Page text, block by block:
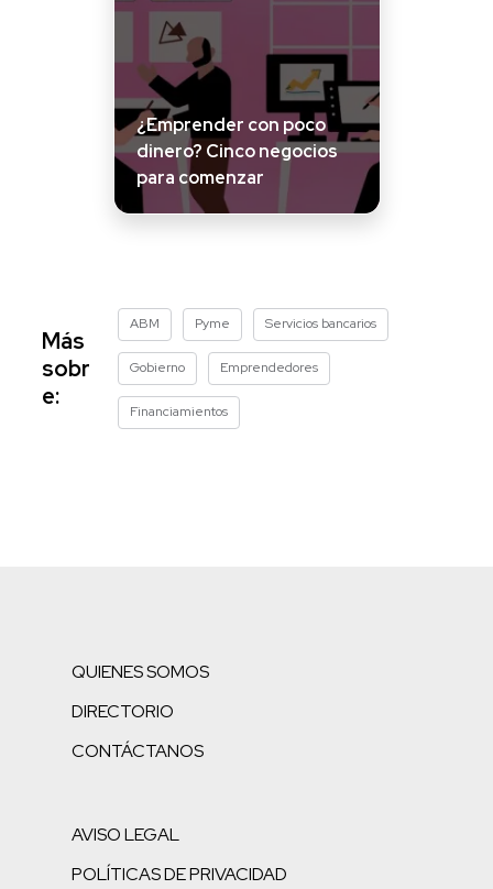
¿Emprender con poco
dinero? Cinco negocios
para comenzar
Más
sobr
e:
ABM Pyme Servicios bancarios
Gobierno Emprendedores
Financiamientos
QUIENES SOMOS
DIRECTORIO
CONTÁCTANOS
AVISO LEGAL
POLÍTICAS DE PRIVACIDAD